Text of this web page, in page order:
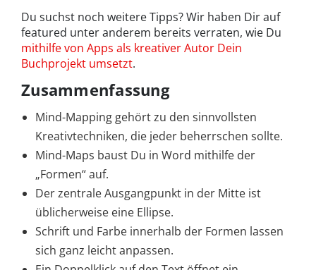
Du suchst noch weitere Tipps? Wir haben Dir auf
featured unter anderem bereits verraten, wie Du
mithilfe von Apps als kreativer Autor Dein
Buchprojekt umsetzt.
Zusammenfassung
Mind-Mapping gehört zu den sinnvollsten
Kreativtechniken, die jeder beherrschen sollte.
Mind-Maps baust Du in Word mithilfe der
„Formen“ auf.
Der zentrale Ausgangpunkt in der Mitte ist
üblicherweise eine Ellipse.
Schrift und Farbe innerhalb der Formen lassen
sich ganz leicht anpassen.